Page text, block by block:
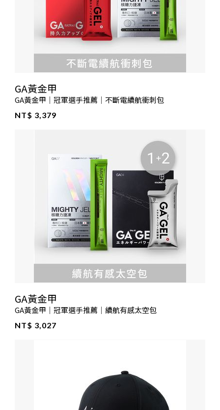
GA黃金甲
GA黃金甲｜冠軍選手推薦｜不斷電續航衝刺包
NT$ 3,379
GA黃金甲
GA黃金甲｜冠軍選手推薦｜續航有感太空包
NT$ 3,027